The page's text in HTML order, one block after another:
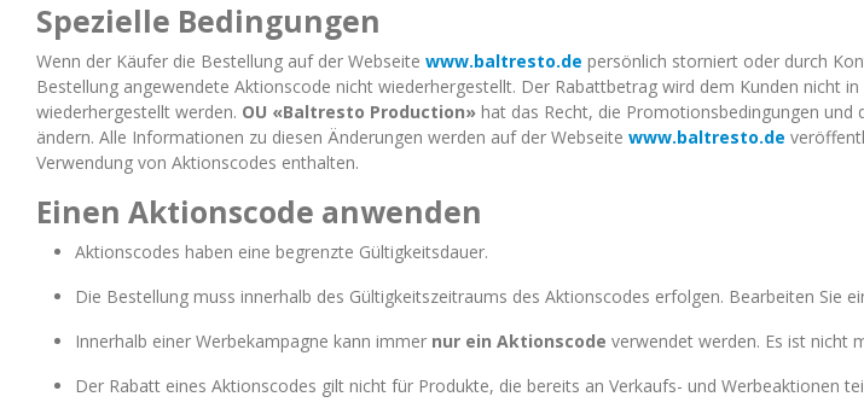
Spezielle Bedingungen
Wenn der Käufer die Bestellung auf der Webseite www.baltresto.de persönlich storniert oder durch
Bestellung angewendete Aktionscode nicht wiederhergestellt. Der Rabattbetrag wird dem Kunden nicht
wiederhergestellt werden. OU «Baltresto Production» hat das Recht, die Promotionsbedingungen und
ändern. Alle Informationen zu diesen Änderungen werden auf der Webseite www.baltresto.de
Verwendung von Aktionscodes enthalten.
Einen Aktionscode anwenden
Aktionscodes haben eine begrenzte Gültigkeitsdauer.
Die Bestellung muss innerhalb des Gültigkeitszeitraums des Aktionscodes erfolgen. Bearbeiten Sie
Innerhalb einer Werbekampagne kann immer nur ein Aktionscode verwendet werden. Es ist nicht
Der Rabatt eines Aktionscodes gilt nicht für Produkte, die bereits an Verkaufs- und Werbeaktionen